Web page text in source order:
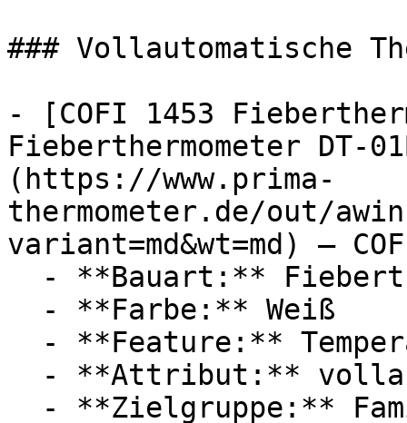
### Vollautomatische
- [COFI 1453
Fieberthermometer
(https://www.prima-
thermometer.de/out/
variant=md&wt=md) —